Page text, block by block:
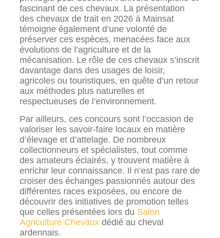
fascinant de ces chevaux. La présentation
des chevaux de trait en 2026 à Mainsat
témoigne également d’une volonté de
préserver ces espèces, menacées face aux
évolutions de l’agriculture et de la
mécanisation. Le rôle de ces chevaux s’inscrit
davantage dans des usages de loisir,
agricoles ou touristiques, en quête d’un retour
aux méthodes plus naturelles et
respectueuses de l’environnement.
Par ailleurs, ces concours sont l’occasion de
valoriser les savoir-faire locaux en matière
d’élevage et d’attelage. De nombreux
collectionneurs et spécialistes, tout comme
des amateurs éclairés, y trouvent matière à
enrichir leur connaissance. Il n’est pas rare de
croiser des échanges passionnés autour des
différentes races exposées, ou encore de
découvrir des initiatives de promotion telles
que celles présentées lors du Salon
Agriculture Chevaux dédié au cheval
ardennais.